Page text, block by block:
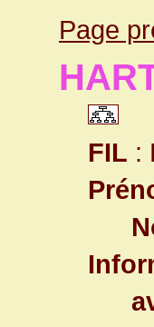
Page
FIL :